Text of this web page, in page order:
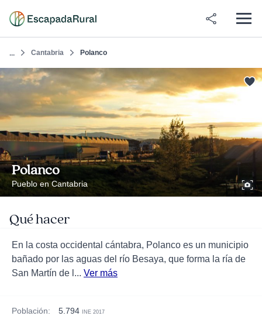
... Cantabria Polanco
Polanco
Pueblo en Cantabria
Qué hacer
En la costa occidental cántabra, Polanco es un municipio
bañado por las aguas del río Besaya, que forma la ría de
San Martín de l... Ver más
Población: 5.794 INE 2017